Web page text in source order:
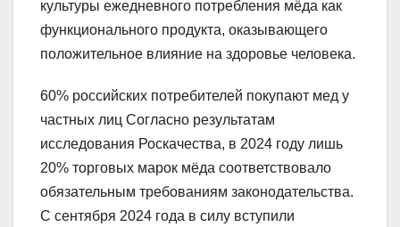
культуры ежедневного потребления мёда как
функционального продукта, оказывающего
положительное влияние на здоровье человека.
60% российских потребителей покупают мед у
частных лиц Согласно результатам
исследования Роскачества, в 2024 году лишь
20% торговых марок мёда соответствовало
обязательным требованиям законодательства.
С сентября 2024 года в силу вступили